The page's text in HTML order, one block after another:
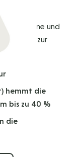
B-Vitamine und
zur
hemmt die
bis zu 40 %
die